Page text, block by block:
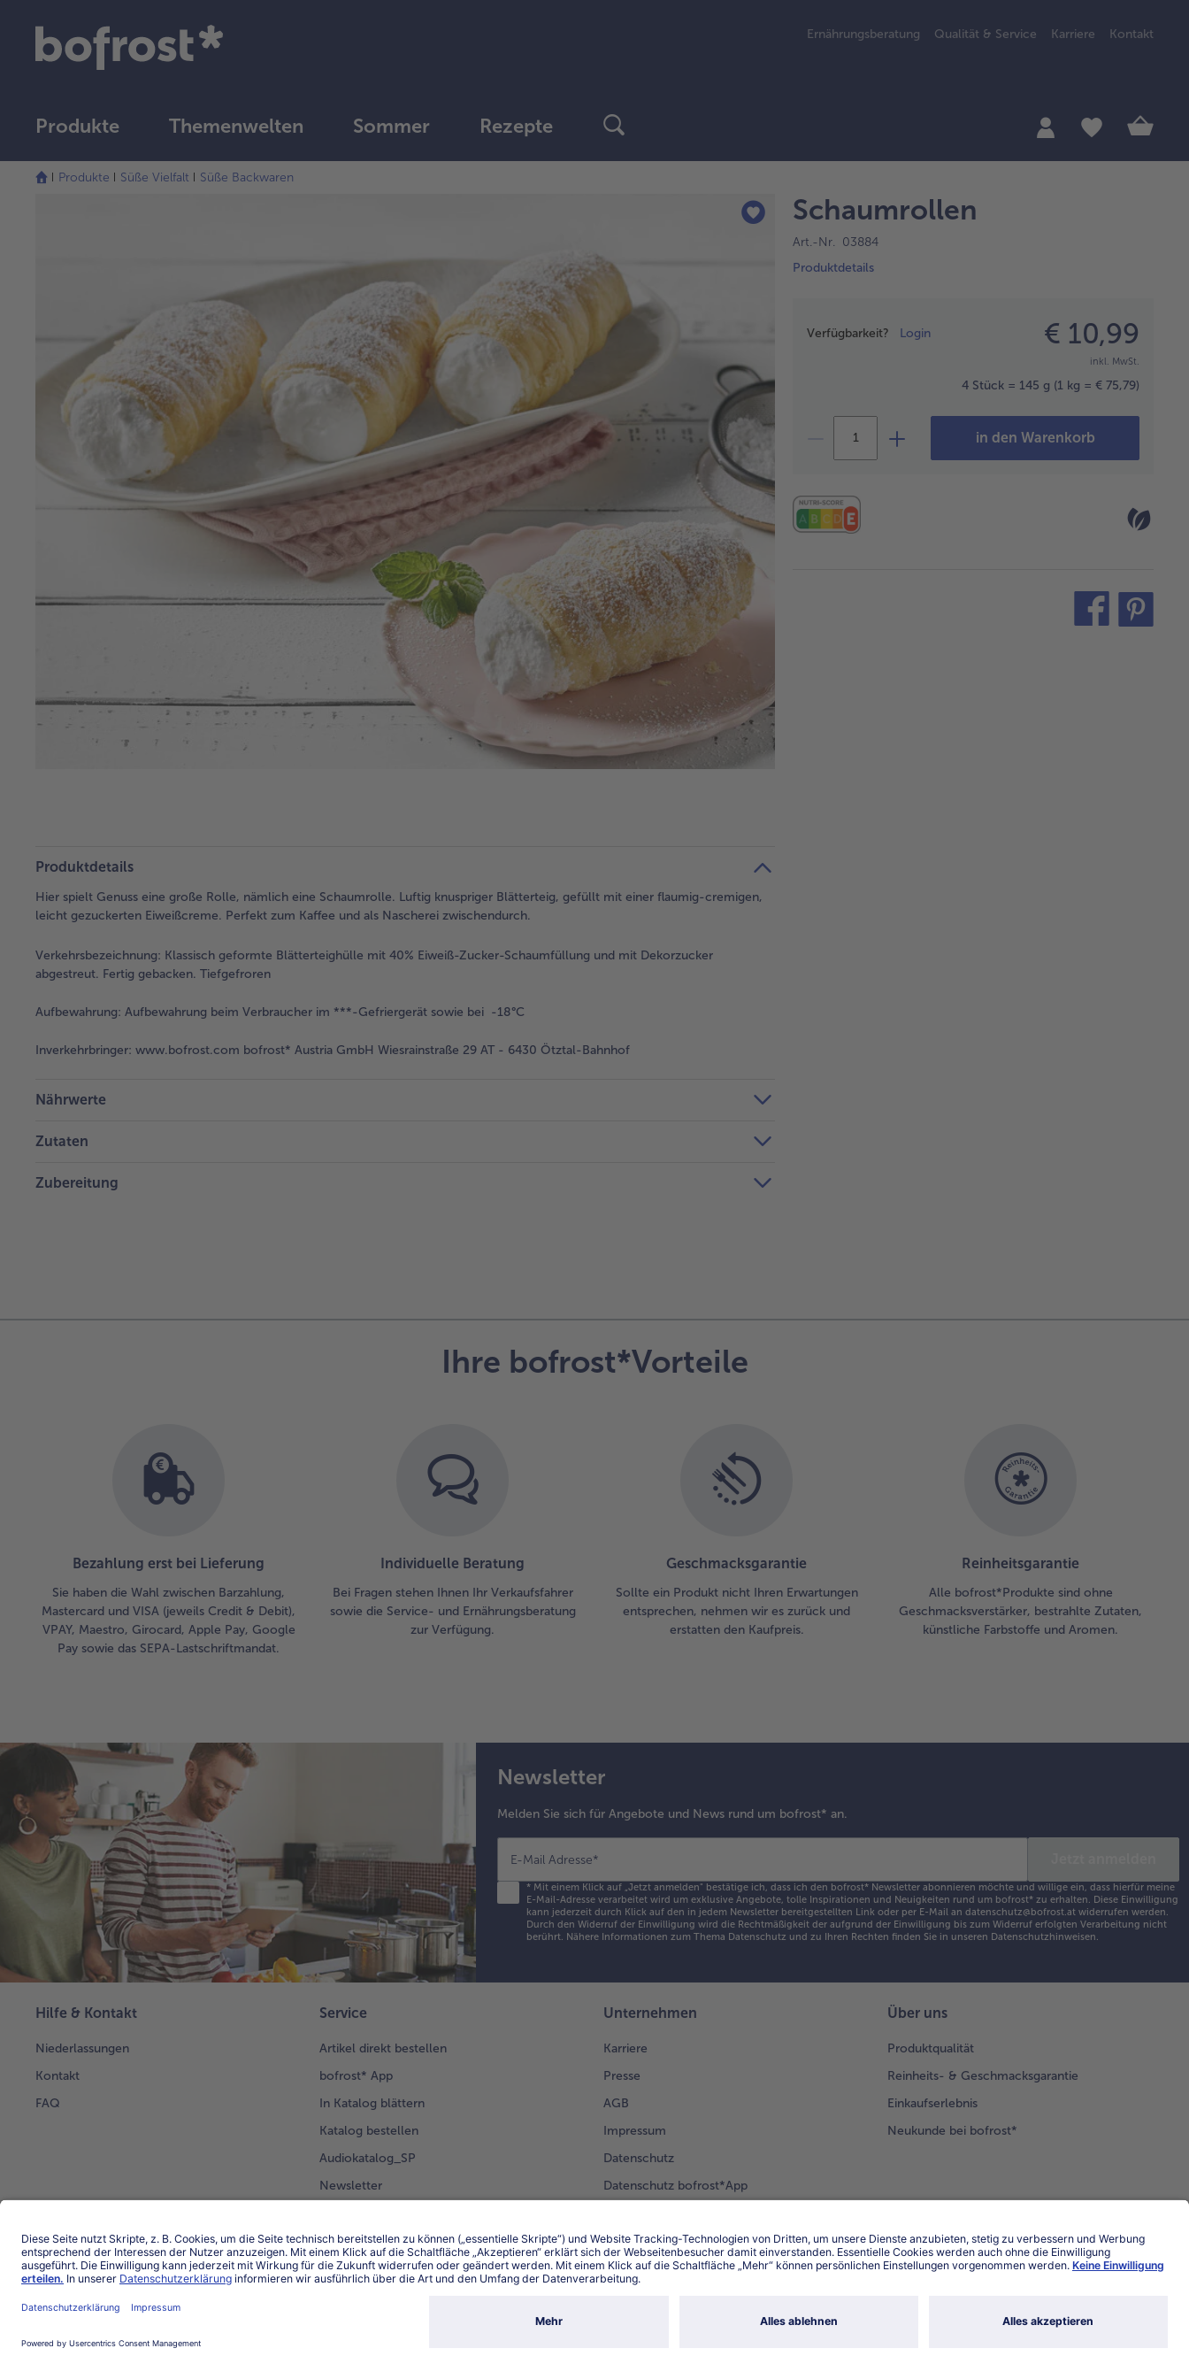
Ernährungsberatung Qualität & Service Karriere Kontakt
Produkte Themenwelten Sommer Rezepte
Produkte Süße Vielfalt Süße Backwaren
Schaumrollen
Art.-Nr. 03884
Produktdetails
Verfügbarkeit? Login € 10,99
inkl. MwSt.
4 Stück = 145 g (1 kg = € 75,79)
in den Warenkorb
teilen
Produktdetails
Hier spielt Genuss eine große Rolle, nämlich eine Schaumrolle. Luftig knuspriger Blätterteig, gefüllt mit einer flaumig-cremigen,
leicht gezuckerten Eiweißcreme. Perfekt zum Kaffee und als Nascherei zwischendurch.
Verkehrsbezeichnung: Klassisch geformte Blätterteighülle mit 40% Eiweiß-Zucker-Schaumfüllung und mit Dekorzucker
abgestreut. Fertig gebacken. Tiefgefroren
Aufbewahrung: Aufbewahrung beim Verbraucher im ***-Gefriergerät sowie bei -18°C
Inverkehrbringer: www.bofrost.com bofrost* Austria GmbH Wiesrainstraße 29 AT - 6430 Ötztal-Bahnhof
Nährwerte
Zutaten
Zubereitung
Ihre bofrost*Vorteile
Bezahlung erst bei Lieferung
Sie haben die Wahl zwischen Barzahlung,
Mastercard und VISA (jeweils Credit & Debit),
VPAY, Maestro, Girocard, Apple Pay, Google
Pay sowie das SEPA-Lastschriftmandat.
Individuelle Beratung
Bei Fragen stehen Ihnen Ihr Verkaufsfahrer
sowie die Service- und Ernährungsberatung
zur Verfügung.
Geschmacksgarantie
Sollte ein Produkt nicht Ihren Erwartungen
entsprechen, nehmen wir es zurück und
erstatten den Kaufpreis.
Reinheitsgarantie
Alle bofrost*Produkte sind ohne
Geschmacksverstärker, bestrahlte Zutaten,
künstliche Farbstoffe und Aromen.
Newsletter
Melden Sie sich für Angebote und News rund um bofrost* an.
E-Mail Adresse*
*Mit einem Klick auf „Jetzt anmelden" bestätige ich, dass ich den bofrost* Newsletter abonnieren möchte und willige ein, dass hierfür meine
E-Mail-Adresse verarbeitet wird um exklusive Angebote, tolle Inspirationen und Neuigkeiten rund um bofrost* zu erhalten. Diese Einwilligung
kann jederzeit durch Klick auf den in jedem Newsletter bereitgestellten Link oder per E-Mail an datenschutz@bofrost.at widerrufen werden.
Durch den Widerruf der Einwilligung wird die Rechtmäßigkeit der aufgrund der Einwilligung bis zum Widerruf erfolgten Verarbeitung nicht
berührt. Nähere Informationen zum Thema Datenschutz und zu Ihren Rechten finden Sie in unseren Datenschutzhinweisen
Hilfe & Kontakt
Niederlassungen
Kontakt
FAQ
Service
Artikel direkt bestellen
bofrost* App
In Katalog blättern
Katalog bestellen
Audiokatalog_SP
Newsletter
Unternehmen
Karriere
Presse
AGB
Impressum
Datenschutz
Datenschutz bofrost*App
Über uns
Produktqualität
Reinheits- & Geschmacksgarantie
Einkaufserlebnis
Neukunde bei bofrost*